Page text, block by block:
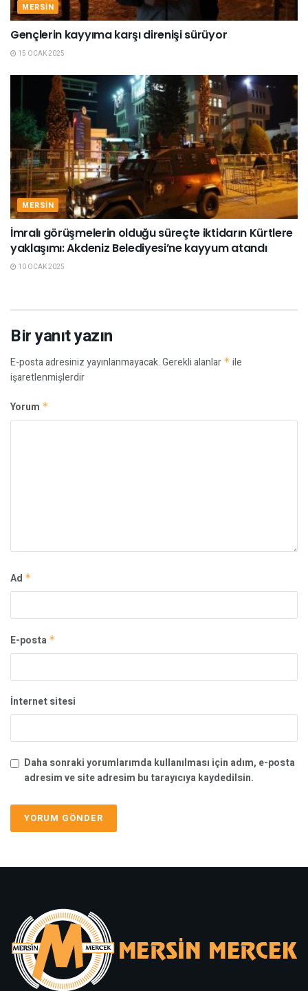
MERSIN
Gençlerin kayyıma karşı direnişi sürüyor
15 OCAK 2025
MERSIN
İmralı görüşmelerin olduğu süreçte iktidarın Kürtlere
yaklaşımı: Akdeniz Belediyesi’ne kayyum atandı
10 OCAK 2025
Bir yanıt yazın
E-posta adresiniz yayınlanmayacak.Gerekli alanlar * ile
işaretlenmişlerdir
Yorum *
Ad *
E-posta *
İnternet sitesi
Daha sonraki yorumlarımda kullanılması için adım, e-posta
adresim ve site adresim bu tarayıcıya kaydedilsin.